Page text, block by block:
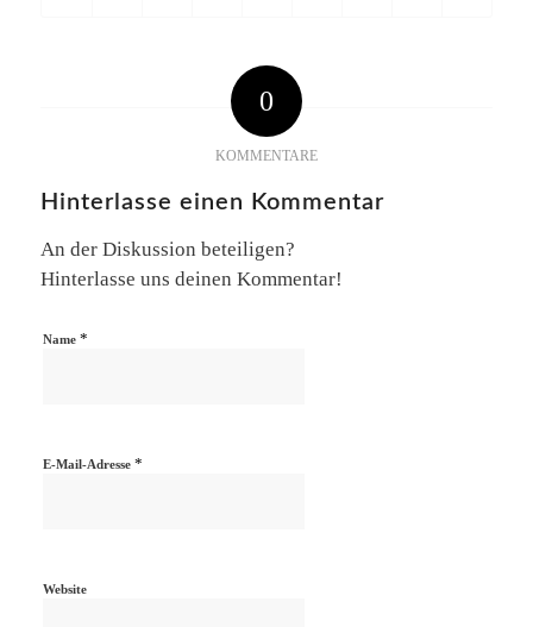
0
KOMMENTARE
Hinterlasse einen Kommentar
An der Diskussion beteiligen?
Hinterlasse uns deinen Kommentar!
Name *
E-Mail-Adresse *
Website